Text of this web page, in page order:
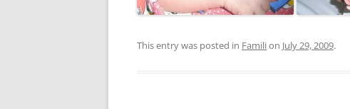
This entry was posted in Familion July 29, 2009.